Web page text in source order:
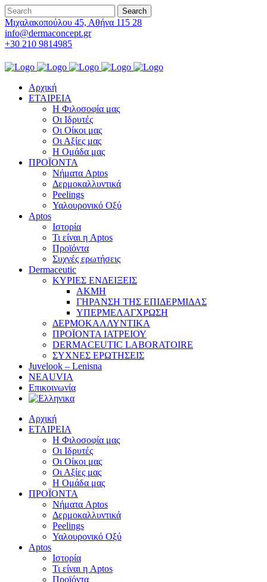
Μιχαλακοπούλου 45, Αθήνα 115 28
info@dermaconcept.gr
+30 210 9814985
Αρχική
ΕΤΑΙΡΕΙΑ
Η Φιλοσοφία μας
Οι Ιδρυτές
Οι Οίκοι μας
Οι Αξίες μας
Η Ομάδα μας
ΠΡΟΪΟΝΤΑ
Νήματα Aptos
Δερμοκαλλυντικά
Peelings
Υαλουρονικό Οξύ
Aptos
Ιστορία
Τι είναι η Aptos
Προϊόντα
Συχνές ερωτήσεις
Dermaceutic
ΚΥΡΙΕΣ ΕΝΔΕΙΞΕΙΣ
ΑΚΜΗ
ΓΗΡΑΝΣΗ ΤΗΣ ΕΠΙΔΕΡΜΙΔΑΣ
ΥΠΕΡΜΕΛΑΓΧΡΩΣΗ
ΔΕΡΜΟΚΑΛΛΥΝΤΙΚΑ
ΠΡΟΪΟΝΤΑ ΙΑΤΡΕΙΟΥ
DERMACEUTIC LABORATOIRE
ΣΥΧΝΕΣ ΕΡΩΤΗΣΕΙΣ
Juvelook – Lenisna
NEAUVIA
Επικοινωνία
Αρχική
ΕΤΑΙΡΕΙΑ
Η Φιλοσοφία μας
Οι Ιδρυτές
Οι Οίκοι μας
Οι Αξίες μας
Η Ομάδα μας
ΠΡΟΪΟΝΤΑ
Νήματα Aptos
Δερμοκαλλυντικά
Peelings
Υαλουρονικό Οξύ
Aptos
Ιστορία
Τι είναι η Aptos
Προϊόντα